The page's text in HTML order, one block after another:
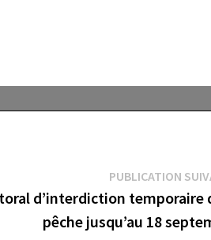
PUBLICATION
d’interdiction temporaire
pêche jusqu’au 18